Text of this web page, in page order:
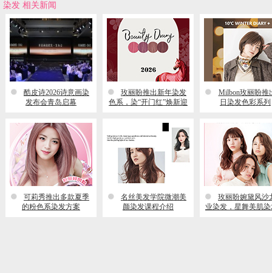
染发 相关新闻
酷皮诗2026诗意画染
发布会青岛启幕
玫丽盼推出新年染发
色系，染“开门红”焕新迎
Milbon玫丽盼推
日染发色彩系列
可莉秀推出多款夏季
的粉色系染发方案
名丝美发学院微潮美
颜染发课程介绍
玫丽盼婉黛风沙
业染发，星舞美肌